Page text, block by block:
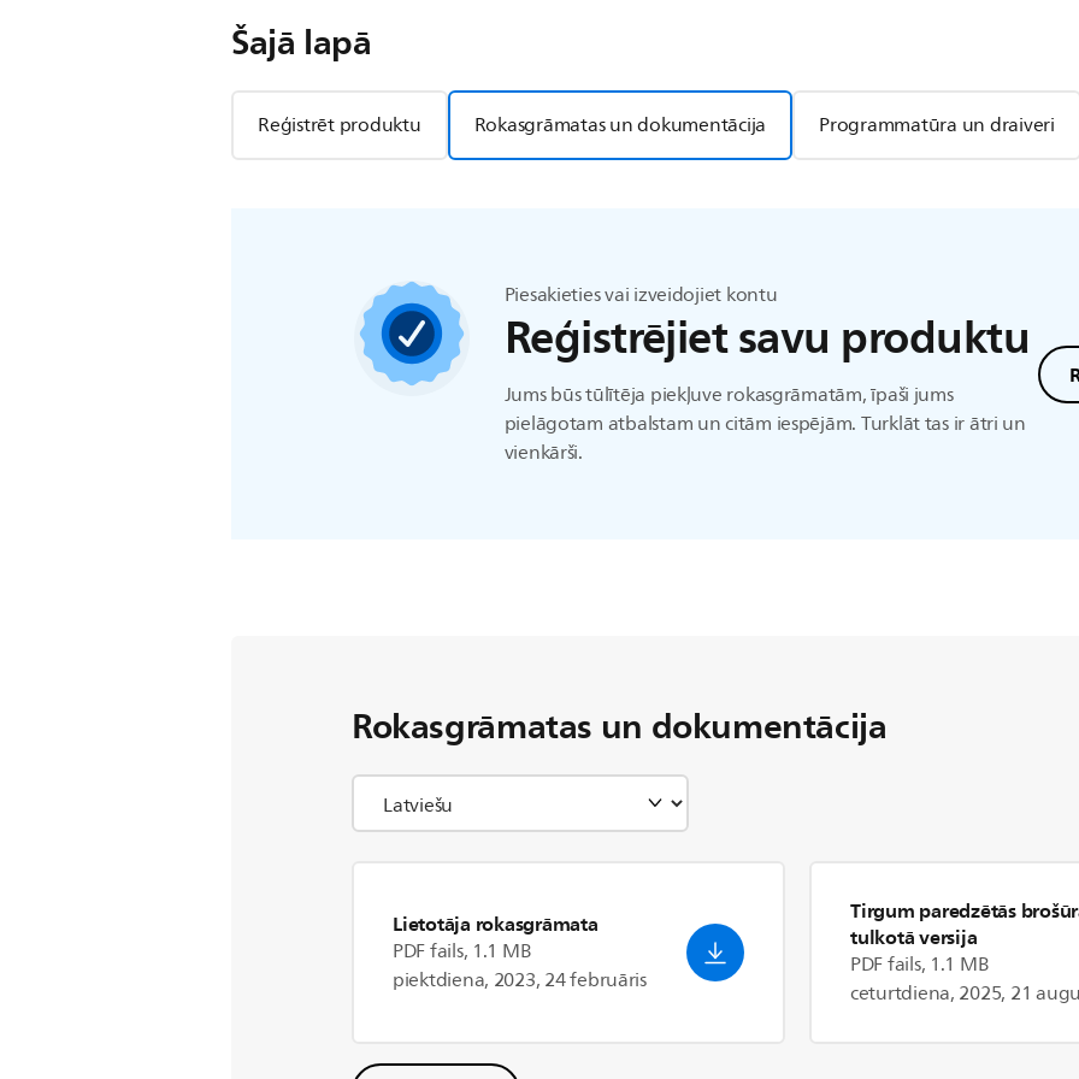
Šajā lapā
Reģistrēt produktu Rokasgrāmatas un dokumentācija Programmatūra un draiveri
Piesakieties vai izveidojiet kontu
Reģistrējiet savu produktu
Jums būs tūlītēja piekļuve rokasgrāmatām, īpaši jums
pielāgotam atbalstam un citām iespējām. Turklāt tas ir ātri un
vienkārši.
Rokasgrāmatas un dokumentācija
Lietotāja rokasgrāmata
PDF fails, 1.1 MB
piektdiena, 2023, 24 februāris
Tirgum paredzētās
tulkotā versija
PDF fails, 1.1 MB
ceturtdiena, 2025, 21